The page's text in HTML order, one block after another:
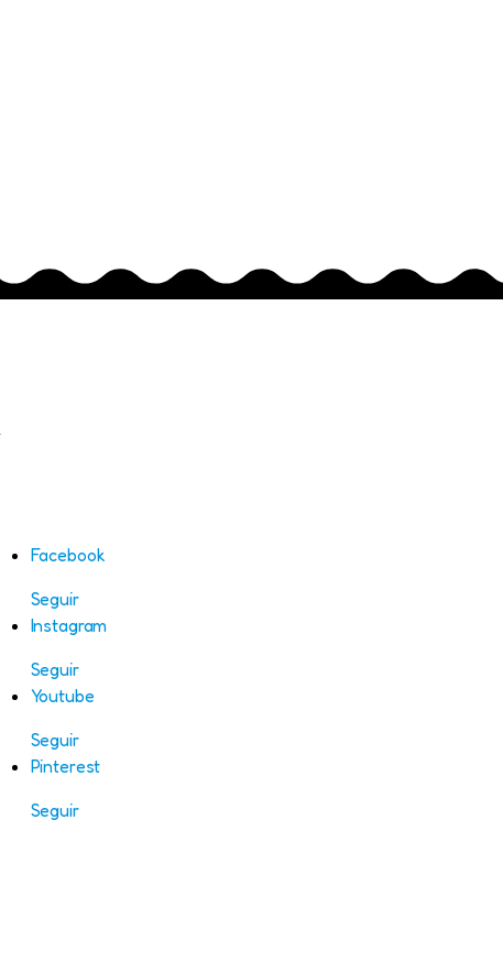
Facebook
Seguir
Instagram
Seguir
Youtube
Seguir
Pinterest
Seguir